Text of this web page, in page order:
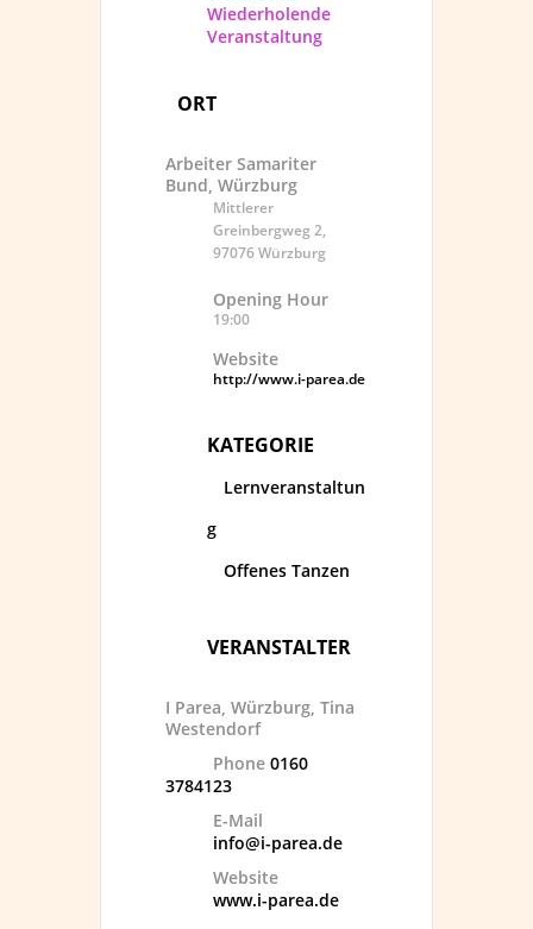
Wiederholende
Veranstaltung
ORT
Arbeiter Samariter
Bund, Würzburg
Mittlerer
Greinbergweg 2,
97076 Würzburg
Opening Hour
19:00
Website
http://www.i-parea.de
KATEGORIE
Lernveranstaltun
g
Offenes Tanzen
VERANSTALTER
I Parea, Würzburg, Tina
Westendorf
Phone 0160
3784123
E-Mail
info@i-parea.de
Website
www.i-parea.de